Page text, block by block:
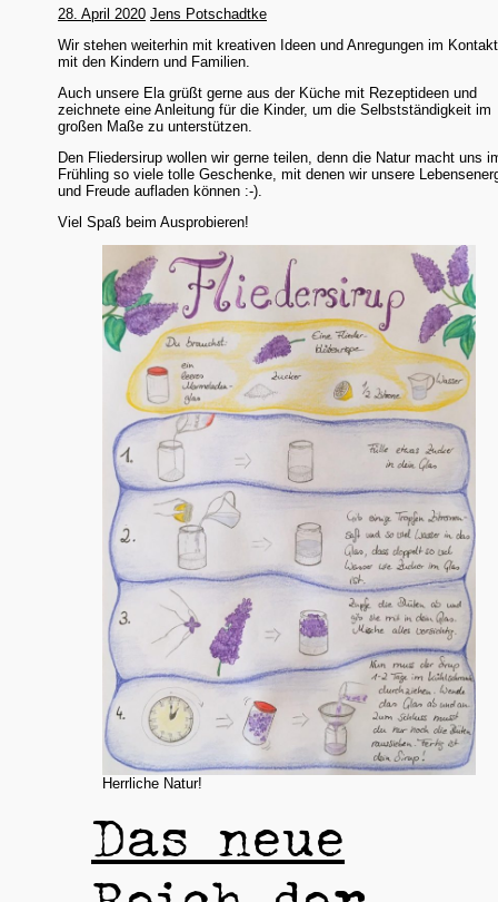
28. April 2020 Jens Potschadtke
Wir stehen weiterhin mit kreativen Ideen und Anregungen im Kontakt
mit den Kindern und Familien.
Auch unsere Ela grüßt gerne aus der Küche mit Rezeptideen und
zeichnete eine Anleitung für die Kinder, um die Selbstständigkeit im
großen Maße zu unterstützen.
Den Fliedersirup wollen wir gerne teilen, denn die Natur macht uns
Frühling so viele tolle Geschenke, mit denen wir unsere
und Freude aufladen können :-).
Viel Spaß beim Ausprobieren!
Herrliche Natur!
Das neue